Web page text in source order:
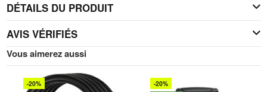
DÉTAILS DU PRODUIT
AVIS VÉRIFIÉS
Vous aimerez aussi
-20%
-20%